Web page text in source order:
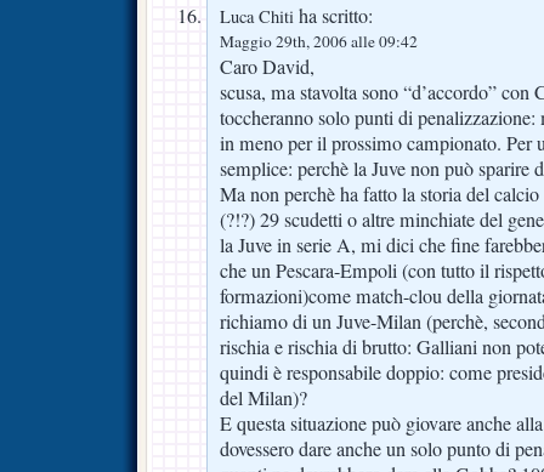
Luca Chiti ha scritto:
Maggio 29th, 2006 alle 09:42
Caro David,
scusa, ma stavolta sono “d’accordo” con
toccheranno solo punti di
in meno per il prossimo campionato. Per
semplice: perchè la Juve non può sparire
Ma non perchè ha fatto la storia del
(?!?) 29 scudetti o altre minchiate del
la Juve in serie A, mi dici che fine
che un Pescara-Empoli (con tutto il
formazioni)come match-clou della
richiamo di un Juve-Milan (perchè,
rischia e rischia di brutto: Galliani non
quindi è responsabile doppio: come
del Milan)?
E questa situazione può giovare anche
dovessero dare anche un solo punto di